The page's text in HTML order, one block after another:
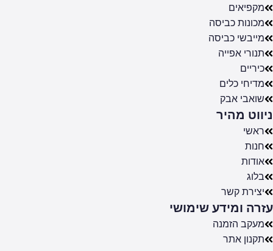
מקפיאים
מכונות כביסה
מייבשי כביסה
תנורי אפייה
כיריים
מדיחי כלים
שואבי אבק
ניווט מהיר
ראשי
חנות
אודות
בלוג
יצירת קשר
עזרה ומידע שימושי
מעקב הזמנה
תקנון אתר